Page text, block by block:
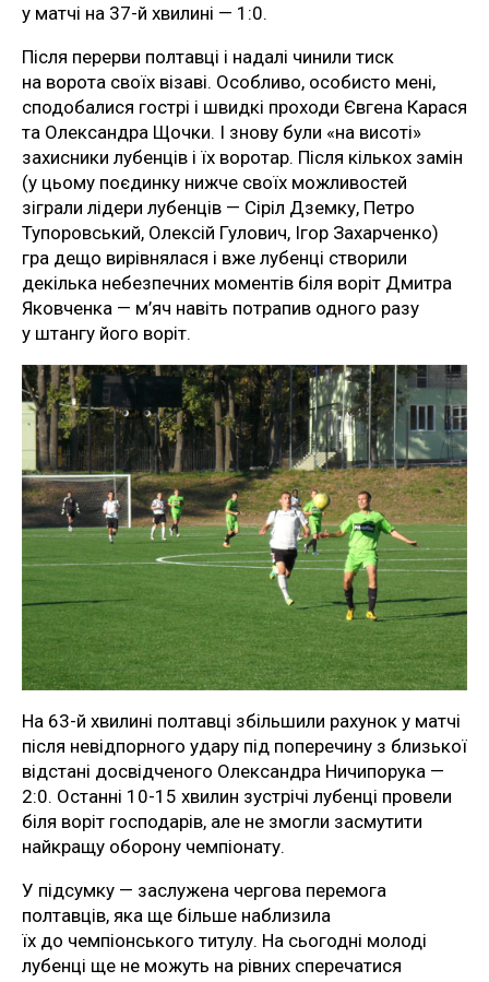
у матчі на 37-й хвилині — 1:0.
Після перерви полтавці і надалі чинили тиск
на ворота своїх візаві. Особливо, особисто мені,
сподобалися гострі і швидкі проходи Євгена Карася
та Олександра Щочки. І знову були «на висоті»
захисники лубенців і їх воротар. Після кількох замін
(у цьому поєдинку нижче своїх можливостей
зіграли лідери лубенців — Сіріл Дземку, Петро
Тупоровський, Олексій Гулович, Ігор Захарченко)
гра дещо вирівнялася і вже лубенці створили
декілька небезпечних моментів біля воріт Дмитра
Яковченка — м’яч навіть потрапив одного разу
у штангу його воріт.
На 63-й хвилині полтавці збільшили рахунок у матчі
після невідпорного удару під поперечину з близької
відстані досвідченого Олександра Ничипорука —
2:0. Останні 10-15 хвилин зустрічі лубенці провели
біля воріт господарів, але не змогли засмутити
найкращу оборону чемпіонату.
У підсумку — заслужена чергова перемога
полтавців, яка ще більше наблизила
їх до чемпіонського титулу. На сьогодні молоді
лубенці ще не можуть на рівних сперечатися